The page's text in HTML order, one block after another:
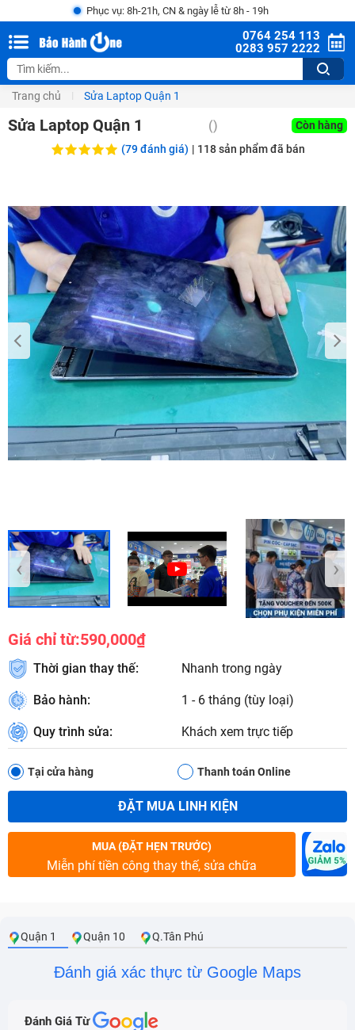
Phục vụ: 8h-21h, CN & ngày lễ từ 8h - 19h
0764 254 113
0283 957 2222
Trang chủ Sửa Laptop Quận 1
Sửa Laptop Quận 1 ()
Còn hàng
(79 đánh giá) | 118sản phẩm đã bán
‹ ›
Giá chỉ từ:590,000₫
Thời gian thay thế: Nhanh trong ngày
Bảo hành: 1 - 6 tháng (tùy loại)
Quy trình sửa: Khách xem trực tiếp
Tại cửa hàng Thanh toán Online
ĐẶT MUA LINH KIỆN
MUA (ĐẶT HẸN TRƯỚC)
Miễn phí tiền công thay thế, sửa chữa
Quận 1 Quận 10 Q.Tân Phú
Đánh giá xác thực từ Google Maps
Đánh Giá Từ